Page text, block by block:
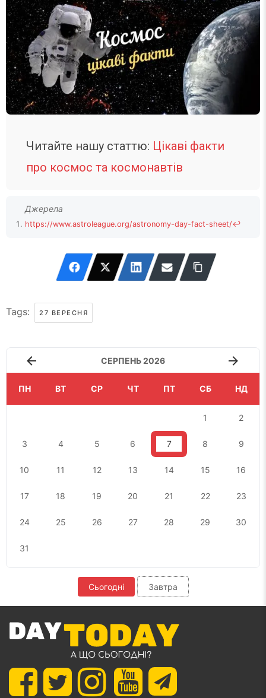
Читайте нашу статтю: Цікаві факти
про космос та космонавтів
https://www.astroleague.org/astronomy-day-fact-sheet/↩
Tags: 27 ВЕРЕСНЯ
СЕРПЕНЬ 2026
ПН ВТ СР ЧТ ПТ СБ НД
1 2
3 4 5 6 7 8 9
10 11 12 13 14 15 16
17 18 19 20 21 22 23
24 25 26 27 28 29 30
31
Сьогодні Завтра